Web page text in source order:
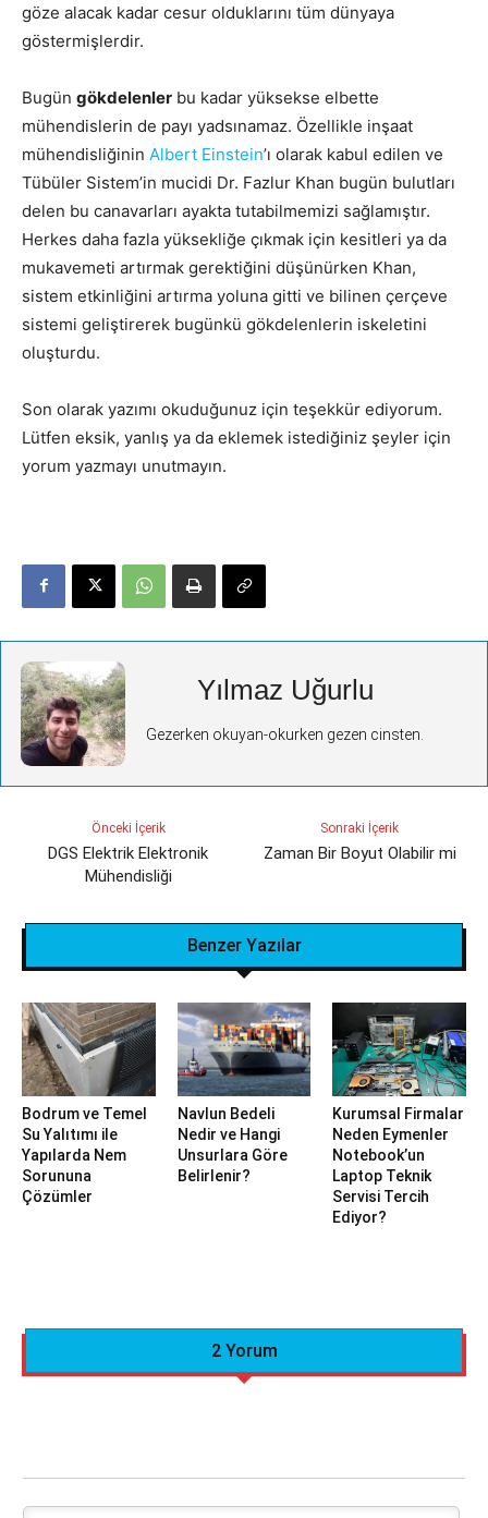
göze alacak kadar cesur olduklarını tüm dünyaya
göstermişlerdir.
Bugün gökdelenler bu kadar yüksekse elbette
mühendislerin de payı yadsınamaz. Özellikle inşaat
mühendisliğinin Albert Einstein’ı olarak kabul edilen ve
Tübüler Sistem’in mucidi Dr. Fazlur Khan bugün bulutları
delen bu canavarları ayakta tutabilmemizi sağlamıştır.
Herkes daha fazla yüksekliğe çıkmak için kesitleri ya da
mukavemeti artırmak gerektiğini düşünürken Khan,
sistem etkinliğini artırma yoluna gitti ve bilinen çerçeve
sistemi geliştirerek bugünkü gökdelenlerin iskeletini
oluşturdu.
Son olarak yazımı okuduğunuz için teşekkür ediyorum.
Lütfen eksik, yanlış ya da eklemek istediğiniz şeyler için
yorum yazmayı unutmayın.
Yılmaz Uğurlu
Gezerken okuyan-okurken gezen cinsten.
Önceki İçerik
DGS Elektrik Elektronik
Mühendisliği
Sonraki İçerik
Zaman Bir Boyut Olabilir mi
Benzer Yazılar
Bodrum ve Temel
Su Yalıtımı ile
Yapılarda Nem
Sorununa
Çözümler
Navlun Bedeli
Nedir ve Hangi
Unsurlara Göre
Belirlenir?
Kurumsal Firmalar
Neden Eymenler
Notebook’un
Laptop Teknik
Servisi Tercih
Ediyor?
2 Yorum